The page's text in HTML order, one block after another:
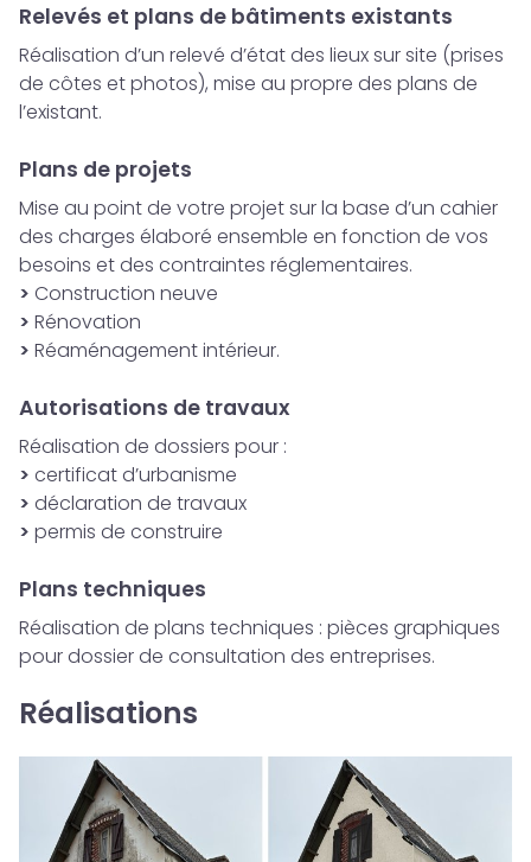
Relevés et plans de bâtiments existants
Réalisation d’un relevé d’état des lieux sur site (prises
de côtes et photos), mise au propre des plans de
l’existant.
Plans de projets
Mise au point de votre projet sur la base d’un cahier
des charges élaboré ensemble en fonction de vos
besoins et des contraintes réglementaires.
> Construction neuve
> Rénovation
> Réaménagement intérieur.
Autorisations de travaux
Réalisation de dossiers pour :
> certificat d’urbanisme
> déclaration de travaux
> permis de construire
Plans techniques
Réalisation de plans techniques : pièces graphiques
pour dossier de consultation des entreprises.
Réalisations